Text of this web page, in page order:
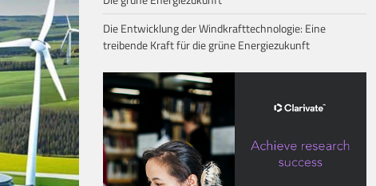
Die Entwicklung der Windkrafttechnologie: Eine
treibende Kraft für die grüne Energiezukunft